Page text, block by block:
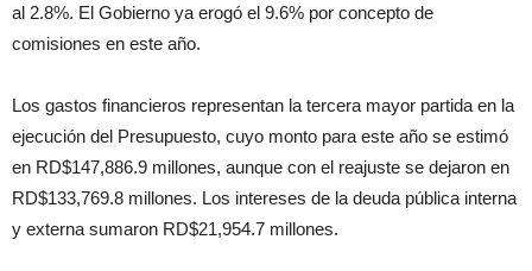
al 2.8%. El Gobierno ya erogó el 9.6% por concepto de
comisiones en este año.
Los gastos financieros representan la tercera mayor partida en la
ejecución del Presupuesto, cuyo monto para este año se estimó
en RD$147,886.9 millones, aunque con el reajuste se dejaron en
RD$133,769.8 millones. Los intereses de la deuda pública interna
y externa sumaron RD$21,954.7 millones.